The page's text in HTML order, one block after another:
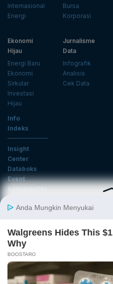
Internasional
Energi
Bursa
Korporasi
Ekonomi
Hijau
Energi Baru
Ekonomi
Sirkular
Investasi
Hijau
Jurnalisme
Data
Infografik
Analisis
Cek Data
Info
Indeks
Insight
Center
Databoks
Event
KatadataOto
Email